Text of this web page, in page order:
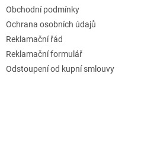
Obchodní podmínky
Ochrana osobních údajů
Reklamační řád
Reklamační formulář
Odstoupení od kupní smlouvy